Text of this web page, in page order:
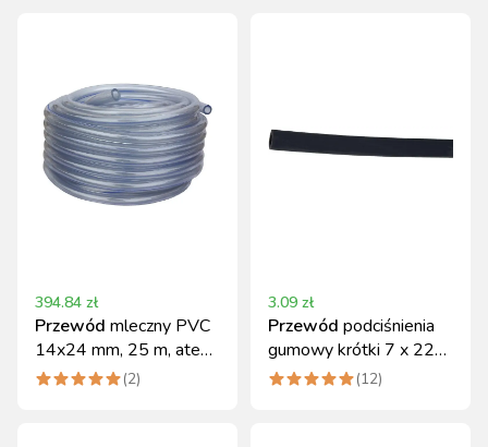
394.84 zł
Przewód mleczny PVC
14x24 mm, 25 m, atest
PZH
(2)
3.09 zł
Przewód podciśnienia
gumowy krótki 7 x 220
mm do udoju
(12)